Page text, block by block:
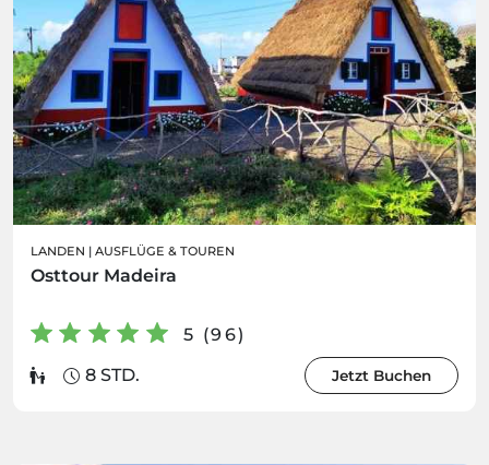
LANDEN | AUSFLÜGE & TOUREN
Osttour Madeira
5 (96)
8 STD.
Jetzt Buchen